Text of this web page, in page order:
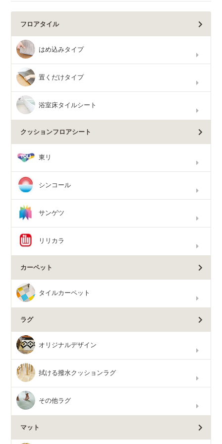
フロアタイル
はめ込みタイプ
置くだけタイプ
浴室床タイルシート
クッションフロアシート
東リ
シンコール
サンゲツ
リリカラ
カーペット
タイルカーペット
ラグ
オリジナルデザイン
拭ける撥水クッションラグ
その他ラグ
マット